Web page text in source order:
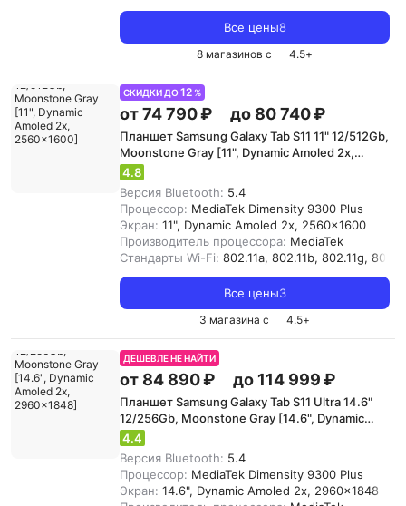
Все цены8
8 магазинов с 4.5+
СКИДКИ ДО12 %
от 74 790 ₽ до 80 740 ₽
Планшет Samsung Galaxy Tab S11 11" 12/512Gb,
Moonstone Gray [11", Dynamic Amoled 2x,
2560x1600]
4.8
Версия Bluetooth: 5.4
Процессор: MediaTek Dimensity 9300 Plus
Экран: 11", Dynamic Amoled 2x, 2560x1600
Производитель процессора: MediaTek
Стандарты Wi-Fi: 802.11a, 802.11b, 802.11g,
Все цены3
3 магазина с 4.5+
ДЕШЕВЛЕ НЕ НАЙТИ
от 84 890 ₽ до 114 999 ₽
Планшет Samsung Galaxy Tab S11 Ultra 14.6"
12/256Gb, Moonstone Gray [14.6", Dynamic
Amoled 2x, 2960x1848]
4.4
Версия Bluetooth: 5.4
Процессор: MediaTek Dimensity 9300 Plus
Экран: 14.6", Dynamic Amoled 2x, 2960x1848